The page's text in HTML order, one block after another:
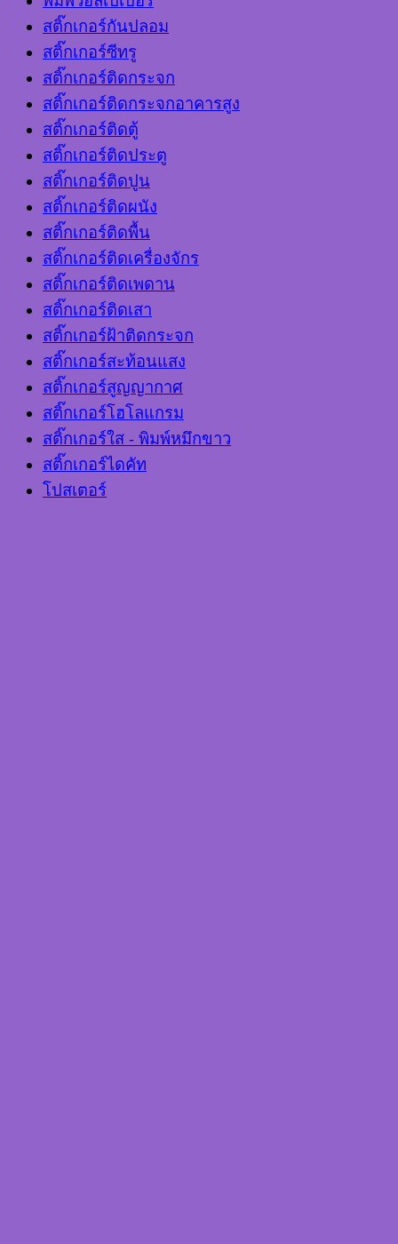
สติ๊กเกอร์กันปลอม
สติ๊กเกอร์ซีทรู
สติ๊กเกอร์ติดกระจก
สติ๊กเกอร์ติดกระจกอาคารสูง
สติ๊กเกอร์ติดตู้
สติ๊กเกอร์ติดประตู
สติ๊กเกอร์ติดปูน
สติ๊กเกอร์ติดผนัง
สติ๊กเกอร์ติดพื้น
สติ๊กเกอร์ติดเครื่องจักร
สติ๊กเกอร์ติดเพดาน
สติ๊กเกอร์ติดเสา
สติ๊กเกอร์ฝ้าติดกระจก
สติ๊กเกอร์สะท้อนแสง
สติ๊กเกอร์สูญญากาศ
สติ๊กเกอร์โฮโลแกรม
สติ๊กเกอร์ใส - พิมพ์หมึกขาว
สติ๊กเกอร์ไดคัท
โปสเตอร์